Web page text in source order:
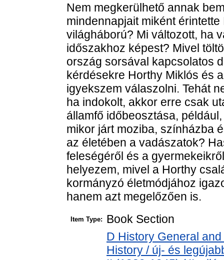
Nem megkerülhető annak
mindennapjait miként
világháború? Mi változott, ha
időszakhoz képest? Mivel
ország sorsával kapcsolatos
kérdésekre Horthy Miklós és
igyekszem válaszolni. Tehát
ha indokolt, akkor erre csak
államfő időbeosztása,
mikor járt moziba, színházba
az életében a vadászatok?
feleségéről és a
helyezem, mivel a Horthy
kormányzó életmódjához
hanem azt megelőzően is.
Item Type: Book Section
D History General
History / új- és